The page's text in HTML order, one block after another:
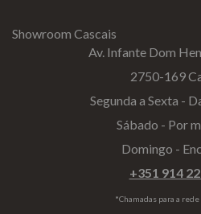
Showroom Cascais
Av. Infante Dom
2750-169
Segunda a Sexta -
Sábado - Por
Domingo -
+351 914
*Chamadas para a